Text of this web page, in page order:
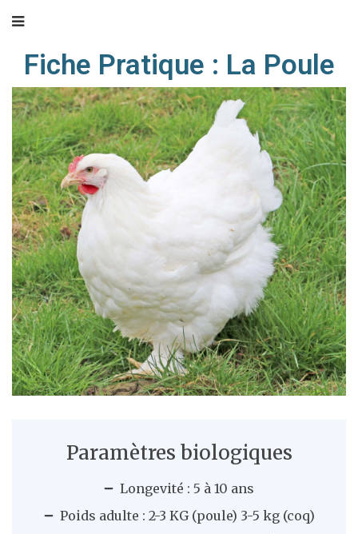
Fiche Pratique : La Poule
Paramètres biologiques
Longevité : 5 à 10 ans
Poids adulte : 2-3 KG (poule) 3-5 kg (coq)